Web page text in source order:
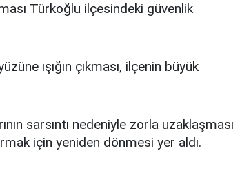
Türkoğlu ilçesindeki güvenlik
ışığın çıkması, ilçenin büyük
sarsıntı nedeniyle zorla uzaklaşması
için yeniden dönmesi yer aldı.